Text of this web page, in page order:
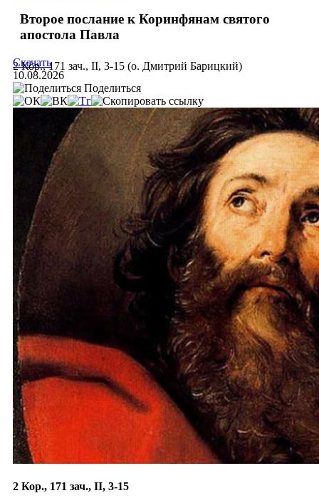
Второе послание к Коринфянам святого
апостола Павла
2 Кор., 171 зач., II, 3-15 (о. Дмитрий Барицкий)
Скачать
10.08.2026
Поделиться
2 Кор., 171 зач., II, 3-15